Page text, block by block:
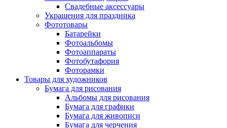
Свадебные аксессуары
Украшения для праздника
Фототовары
Батарейки
Фотоальбомы
Фотоаппараты
Фотобутафория
Фоторамки
Товары для художников
Бумага для рисования
Альбомы для рисования
Бумага для графики
Бумага для живописи
Бумага для черчения